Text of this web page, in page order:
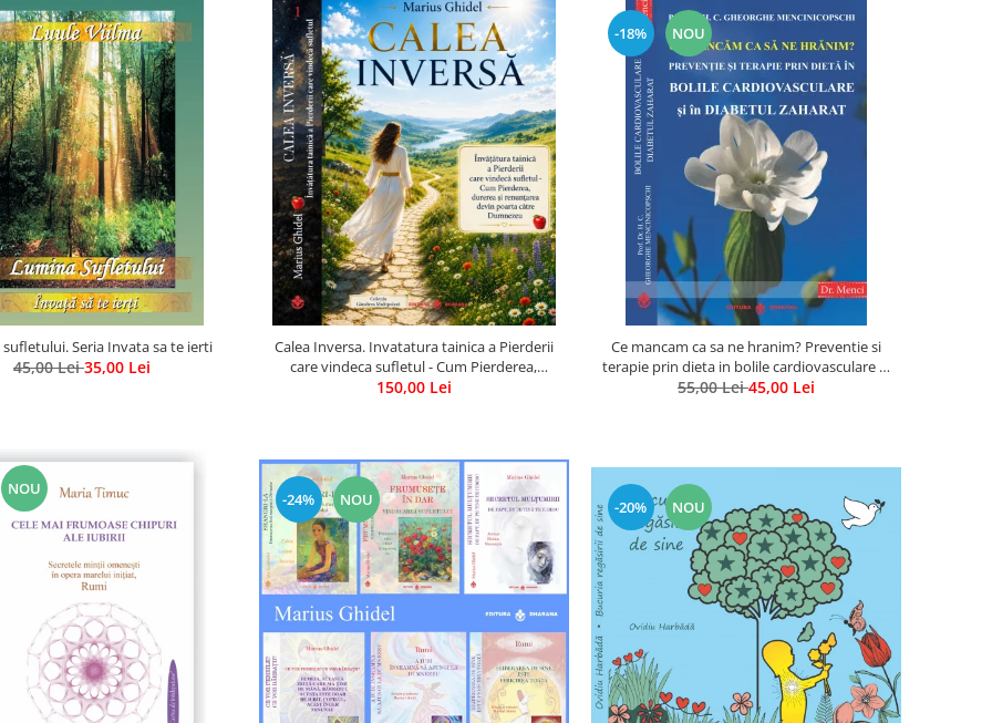
Seria Invata sa te ierti
45,00 Lei35,00 Lei
Calea Inversa. Invatatura tainica a Pierderii
care vindeca sufletul - Cum Pierderea,
durerea si renuntarea devin poarta catre
150,00 Lei
-18% NOU
Ce mancam ca sa ne hranim? Preventie si
terapie prin dieta in bolile cardiovasculare si
in diabetul zaharat
55,00 Lei45,00 Lei
NOU
-24% NOU -20% NOU